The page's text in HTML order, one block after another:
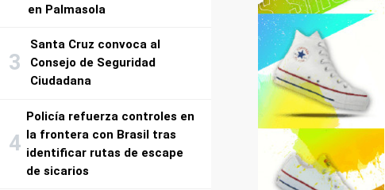
en Palmasola
Santa Cruz convoca al
Consejo de Seguridad
Ciudadana
Policía refuerza controles en
la frontera con Brasil tras
identificar rutas de escape
de sicarios